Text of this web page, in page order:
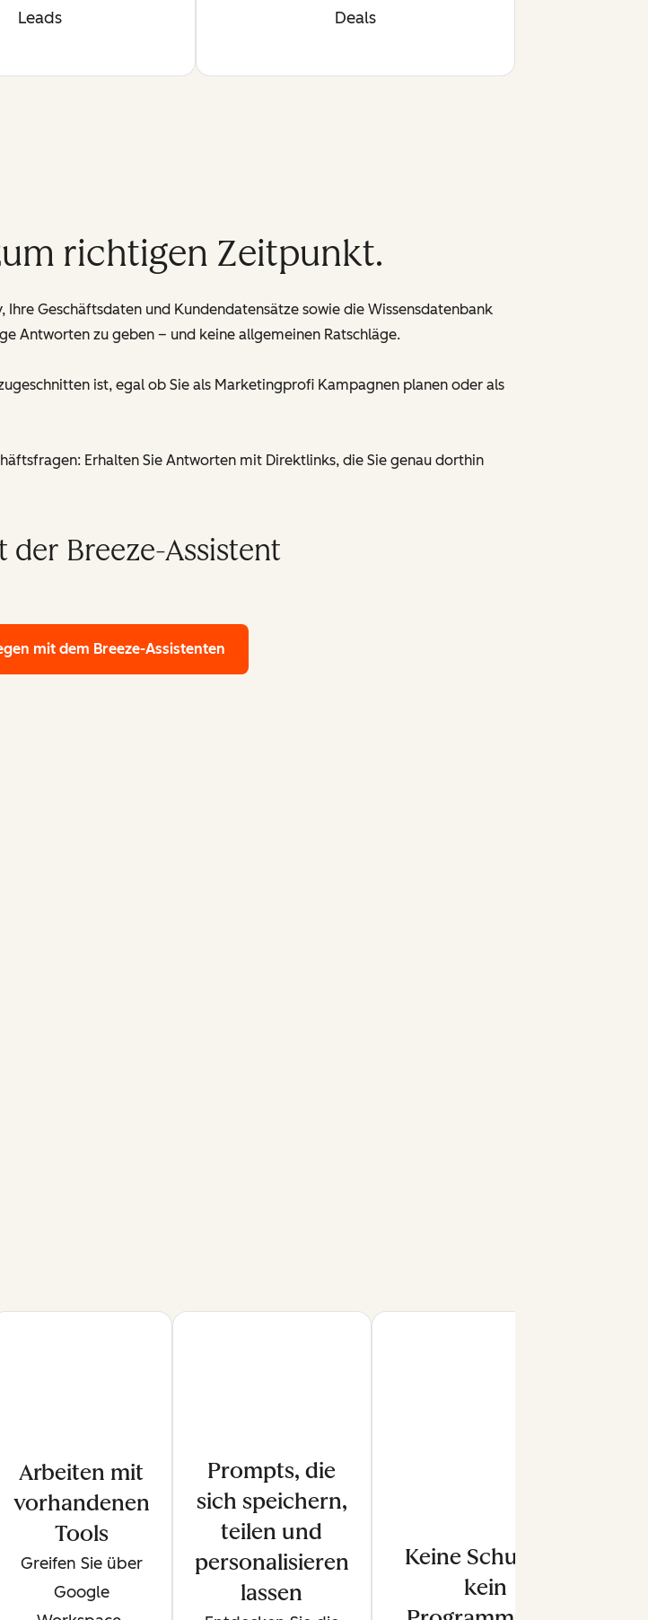
Leads
Deals
richtigen Zeitpunkt.
Geschäftsdaten und Kundendatensätze sowie die Wissensdatenbank
Antworten zu geben – und keine allgemeinen Ratschläge.
ist, egal ob Sie als Marketingprofi Kampagnen planen oder als
Erhalten Sie Antworten mit Direktlinks, die Sie genau dorthin
Breeze-Assistent
mit dem Breeze-Assistenten
Arbeiten mit
vorhandenen
Tools
Greifen Sie über
Google
Prompts, die
sich speichern,
teilen und
personalisieren
lassen
Keine Schulung,
kein